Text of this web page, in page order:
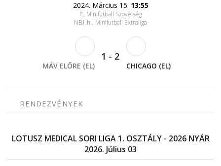
2024. Március 15. 13:55
C, Minifutball Szövetség
NB1.hu Minifutball Extraliga
MÁV ELŐRE (EL)
1 - 2
CHICAGO (EL)
RENDEZVÉNYEK
LOTUSZ MEDICAL SORI LIGA 1. OSZTÁLY - 2026 NYÁR
2026. Július 03